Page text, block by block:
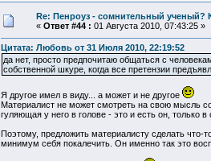
Re: Пенроуз - сомнительный ученый?
« Ответ #44 : 01 Августа 2010, 07:43:25 »
Цитата: Любовь от 31 Июля 2010, 22:19:52
да нет, просто предпочитаю общаться с
собственной шкуре, когда все претензии
Я другое имел в виду... а может и не другое
Материалист не может смотреть на свою мысль
гуляющая у него в голове - это и есть он, только
Поэтому, предложить материалисту сделать
минимум себя покалечить. Он именно так это